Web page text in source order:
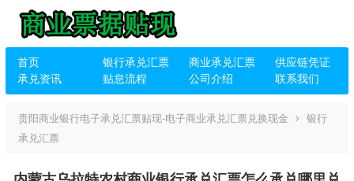
首页 银行承兑汇票 商业承兑汇票
供应链凭证
承兑资讯
贴息流程 公司介绍 联系我们
贵阳商业银行电子承兑汇票贴现-电子商业承兑汇票兑换现金
银行
承兑汇票